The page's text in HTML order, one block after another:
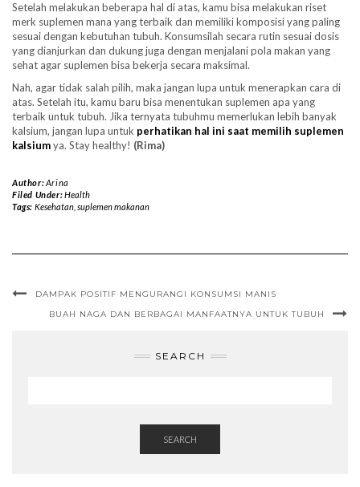
Setelah melakukan beberapa hal di atas, kamu bisa melakukan riset
merk suplemen mana yang terbaik dan memiliki komposisi yang paling
sesuai dengan kebutuhan tubuh. Konsumsilah secara rutin sesuai dosis
yang dianjurkan dan dukung juga dengan menjalani pola makan yang
sehat agar suplemen bisa bekerja secara maksimal.
Nah, agar tidak salah pilih, maka jangan lupa untuk menerapkan cara di
atas. Setelah itu, kamu baru bisa menentukan suplemen apa yang
terbaik untuk tubuh. Jika ternyata tubuhmu memerlukan lebih banyak
kalsium, jangan lupa untuk perhatikan hal ini saat memilih suplemen
kalsiumya. Stay healthy! (Rima)
Author:Arina
Filed Under:Health
Tags: Kesehatan, suplemen makanan
DAMPAK POSITIF MENGURANGI KONSUMSI MANIS
BUAH NAGA DAN BERBAGAI MANFAATNYA UNTUK TUBUH
SEARCH
SEARCH